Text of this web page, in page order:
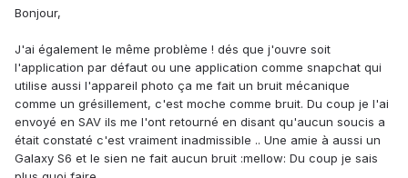
Bonjour,
J'ai également le même problème ! dés que j'ouvre soit
l'application par défaut ou une application comme snapchat qui
utilise aussi l'appareil photo ça me fait un bruit mécanique
comme un grésillement, c'est moche comme bruit. Du coup je l'ai
envoyé en SAV ils me l'ont retourné en disant qu'aucun soucis a
était constaté c'est vraiment inadmissible .. Une amie à aussi un
Galaxy S6 et le sien ne fait aucun bruit :mellow: Du coup je sais